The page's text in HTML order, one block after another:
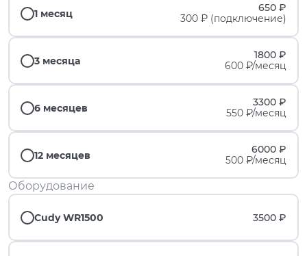
1 месяц
650 ₽
300 ₽ (подключение)
3 месяца
1800 ₽
600 ₽/месяц
6 месяцев
3300 ₽
550 ₽/месяц
12 месяцев
6000 ₽
500 ₽/месяц
Оборудование
Cudy WR1500 3500 ₽